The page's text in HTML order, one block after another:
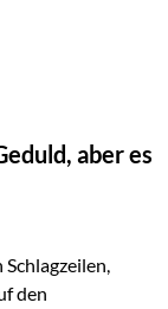
die
ausgeweiteten
an den
Anker.
aber es
den